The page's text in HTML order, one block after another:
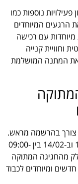
נוספות כמו
הרגעים המיוחדים
עם רכישה
וחוויית קנייה
את המתנה המושלמת
צורך בהרשמה מראש.
שעות הפסטיבל הן ב-13/02 בין 10:00-22:00 וב-14/02 בין 09:00-
מהחגיגה המתוקה
ומיוחדים לכבוד